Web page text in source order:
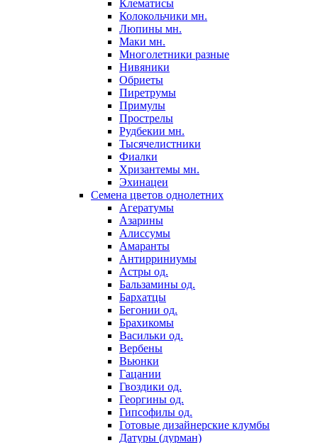
Клематисы
Колокольчики мн.
Люпины мн.
Маки мн.
Многолетники разные
Нивяники
Обриеты
Пиретрумы
Примулы
Прострелы
Рудбекии мн.
Тысячелистники
Фиалки
Хризантемы мн.
Эхинацеи
Семена цветов однолетних
Агератумы
Азарины
Алиссумы
Амаранты
Антирриниумы
Астры од.
Бальзамины од.
Бархатцы
Бегонии од.
Брахикомы
Васильки од.
Вербены
Вьюнки
Гацании
Гвоздики од.
Георгины од.
Гипсофилы од.
Готовые дизайнерские клумбы
Датуры (дурман)